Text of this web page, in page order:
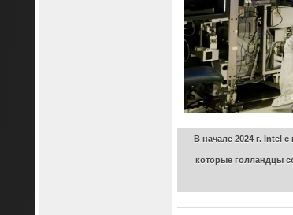
В начале 2024 г. Intel
которые голландцы